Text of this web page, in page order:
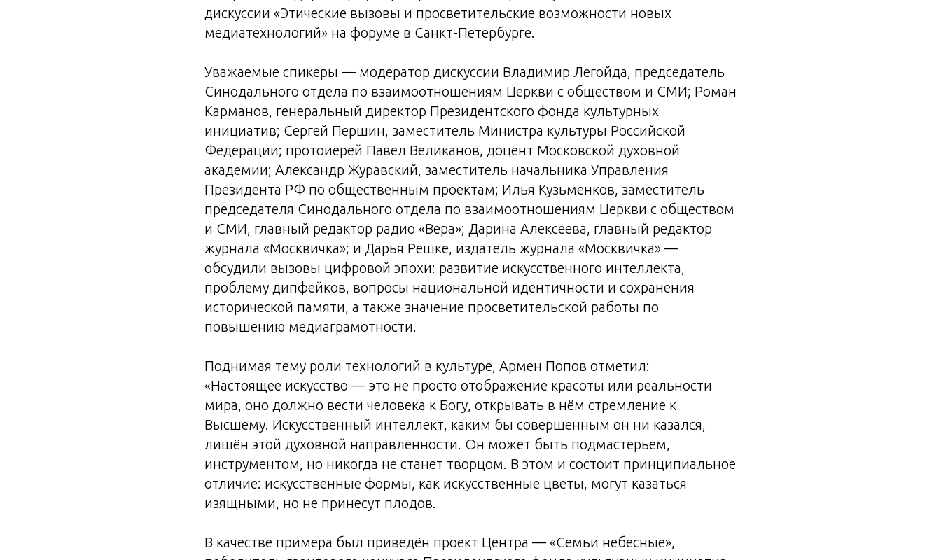
дискуссии «Этические вызовы и просветительские возможности новых
медиатехнологий» на форуме в Санкт-Петербурге.
Уважаемые спикеры — модератор дискуссии Владимир Легойда, председатель
Синодального отдела по взаимоотношениям Церкви с обществом и СМИ; Роман
Карманов, генеральный директор Президентского фонда культурных
инициатив; Сергей Першин, заместитель Министра культуры Российской
Федерации; протоиерей Павел Великанов, доцент Московской духовной
академии; Александр Журавский, заместитель начальника Управления
Президента РФ по общественным проектам; Илья Кузьменков, заместитель
председателя Синодального отдела по взаимоотношениям Церкви с обществом
и СМИ, главный редактор радио «Вера»; Дарина Алексеева, главный редактор
журнала «Москвичка»; и Дарья Решке, издатель журнала «Москвичка» —
обсудили вызовы цифровой эпохи: развитие искусственного интеллекта,
проблему дипфейков, вопросы национальной идентичности и сохранения
исторической памяти, а также значение просветительской работы по
повышению медиаграмотности.
Поднимая тему роли технологий в культуре, Армен Попов отметил:
«Настоящее искусство — это не просто отображение красоты или реальности
мира, оно должно вести человека к Богу, открывать в нём стремление к
Высшему. Искусственный интеллект, каким бы совершенным он ни казался,
лишён этой духовной направленности. Он может быть подмастерьем,
инструментом, но никогда не станет творцом. В этом и состоит принципиальное
отличие: искусственные формы, как искусственные цветы, могут казаться
изящными, но не принесут плодов.
В качестве примера был приведён проект Центра — «Семьи небесные»,